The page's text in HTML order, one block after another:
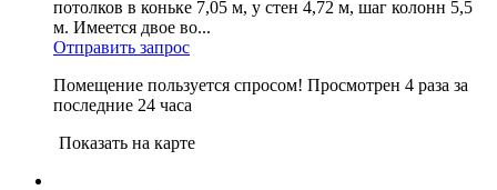
потолков в коньке 7,05 м, у стен 4,72 м, шаг колонн 5,5
м. Имеется двое во...
Отправить запрос
Помещение пользуется спросом! Просмотрен 4 раза за
последние 24 часа
Показать на карте